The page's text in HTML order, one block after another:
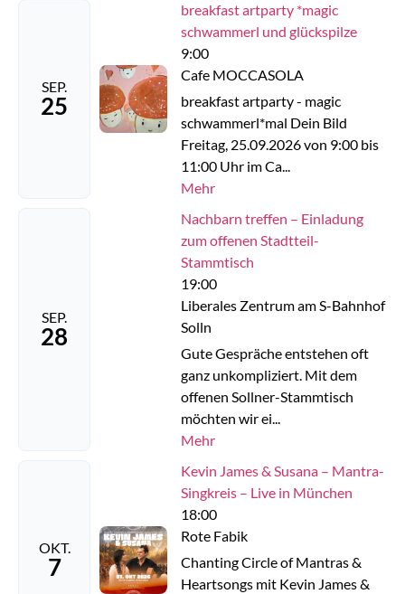
SEP.
25
breakfast artparty *magic
schwammerl und glückspilze
9:00
Cafe MOCCASOLA
breakfast artparty - magic
schwammerl*mal Dein Bild
Freitag, 25.09.2026 von 9:00 bis
11:00 Uhr im Ca...
Mehr
SEP.
28
Nachbarn treffen – Einladung
zum offenen Stadtteil-
Stammtisch
19:00
Liberales Zentrum am S-Bahnhof
Solln
Gute Gespräche entstehen oft
ganz unkompliziert. Mit dem
offenen Sollner-Stammtisch
möchten wir ei...
Mehr
OKT.
7
Kevin James & Susana – Mantra-
Singkreis – Live in München
18:00
Rote Fabik
Chanting Circle of Mantras &
Heartsongs mit Kevin James &